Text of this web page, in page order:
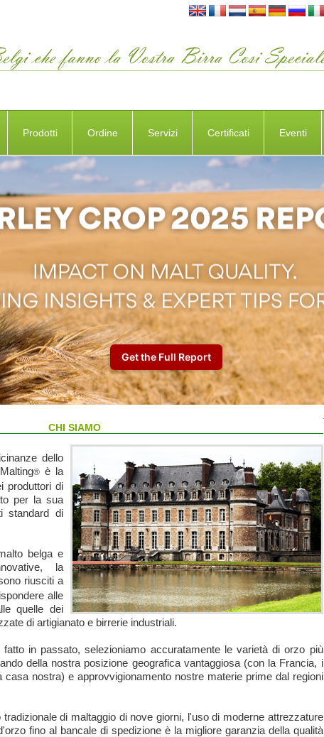
Prodotti Ordine Servizi Certificati Eventi
CHI SIAMO
dello
® è la
produttori di
per la sua
standard di
belga e
la
riusciti a
alle
quelle dei
di artigianato e birrerie industriali.
in passato, selezioniamo accuratamente le varietà di orzo più
della nostra posizione geografica vantaggiosa (con la Francia, i
nostra) e approvvigionamento nostre materie prime dal regioni
di maltaggio di nove giorni, l'uso di moderne attrezzature
fino al bancale di spedizione è la migliore garanzia della qualità